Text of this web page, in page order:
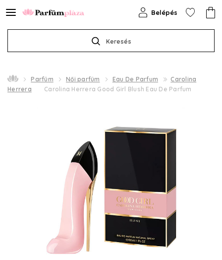
Keresés
Belépés
Parfüm Női parfüm Eau De Parfum
Carolina
Herrera
Carolina Herrera Good Girl Blush Eau De Parfum